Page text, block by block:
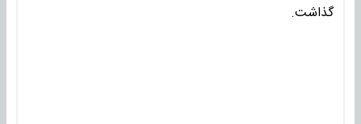
گذاشت.